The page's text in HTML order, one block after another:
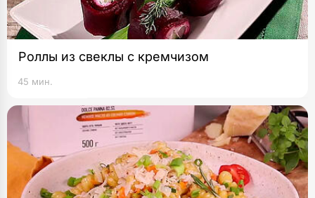
Роллы из свеклы с кремчизом
45 мин.